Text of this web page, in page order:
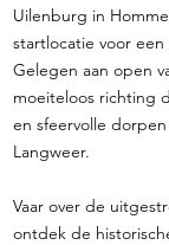
Uilenburg in
startlocatie voor
Gelegen aan open
moeiteloos richting
en sfeervolle
Langweer.
Vaar over de
ontdek de